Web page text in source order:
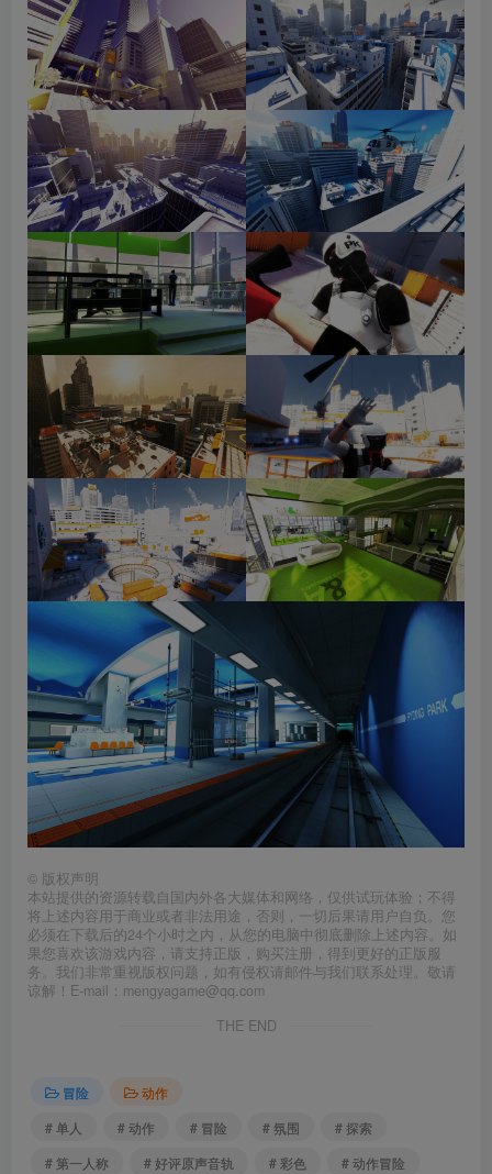
© 版权声明
本站提供的资源转载自国内外各大媒体和网络，仅供试玩体验；不得
将上述内容用于商业或者非法用途，否则，一切后果请用户自负。您
必须在下载后的24个小时之内，从您的电脑中彻底删除上述内容。如
果您喜欢该游戏内容，请支持正版，购买注册，得到更好的正版服
务。我们非常重视版权问题，如有侵权请邮件与我们联系处理。敬请
谅解！E-mail：mengyagame@qq.com
THE END
冒险
动作
# 单人
# 动作 # 冒险 # 氛围
# 探索
# 第一人称
# 好评原声音轨 # 彩色
# 动作冒险